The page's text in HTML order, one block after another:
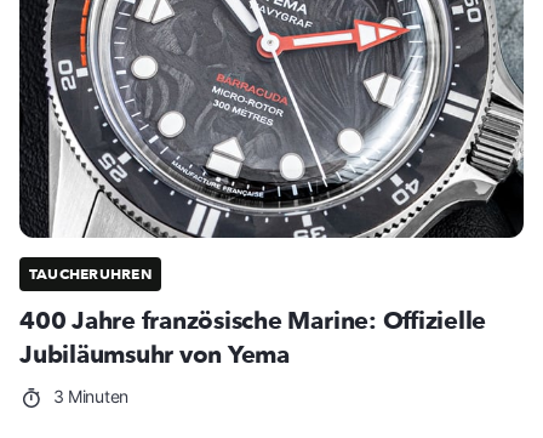
TAUCHERUHREN
400 Jahre französische Marine: Offizielle
Jubiläumsuhr von Yema
3 Minuten